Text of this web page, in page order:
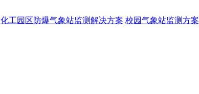
化工园区防爆气象站监测解决方案 校园气象站监测方案